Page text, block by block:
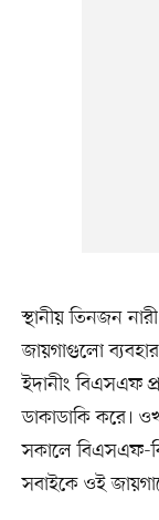
স্থানীয় তিনজন
জায়গাগুলো
ইদানীং বিএসএফ
ডাকাডাকি করে।
সকালে বিএসএফ-
সবাইকে ওই